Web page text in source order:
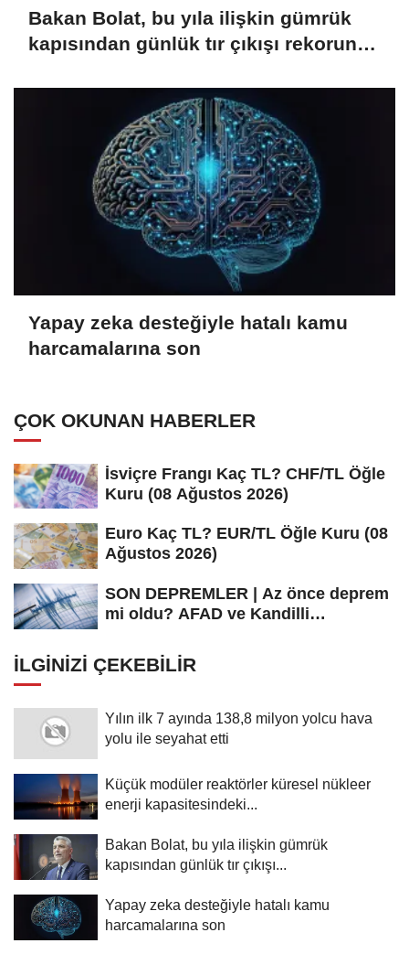
Bakan Bolat, bu yıla ilişkin gümrük
kapısından günlük tır çıkışı rekorunun
Yapay zeka desteğiyle hatalı kamu
harcamalarına son
ÇOK OKUNAN HABERLER
İsviçre Frangı Kaç TL? CHF/TL Öğle
Kuru (08 Ağustos 2026)
Euro Kaç TL? EUR/TL Öğle Kuru (08
Ağustos 2026)
SON DEPREMLER | Az önce deprem
mi oldu? AFAD ve Kandilli
İLGINIZI ÇEKEBILIR
Yılın ilk 7 ayında 138,8 milyon yolcu hava
yolu ile seyahat etti
Küçük modüler reaktörler küresel nükleer
enerji kapasitesindeki...
Bakan Bolat, bu yıla ilişkin gümrük
kapısından günlük tır çıkışı...
Yapay zeka desteğiyle hatalı kamu
harcamalarına son